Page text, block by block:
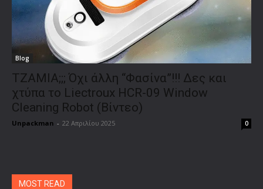
Blog
ΤΖΑΜΙΑ;;; Όχι άλλη “Φασίνα”!!! Δες και
χτύπα το Liectroux HCR-09 Window
Cleaning Robot (Βίντεο)
Unpackman - 22 Απριλίου 2025 0
MOST READ